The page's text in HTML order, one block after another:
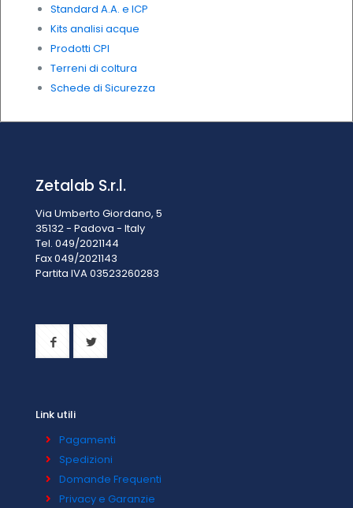
Standard A.A. e ICP
Kits analisi acque
Prodotti CPI
Terreni di coltura
Schede di Sicurezza
Zetalab S.r.l.
Via Umberto Giordano, 5
35132 - Padova - Italy
Tel. 049/2021144
Fax 049/2021143
Partita IVA 03523260283
Link utili
Pagamenti
Spedizioni
Domande Frequenti
Privacy e Garanzie